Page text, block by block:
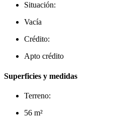
Situación:
Vacía
Crédito:
Apto crédito
Superficies y medidas
Terreno:
56 m²